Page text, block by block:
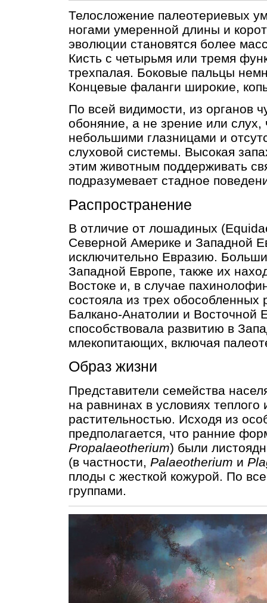
Телосложение палеотериевых
ногами умеренной длины и
эволюции становятся более
Кисть с четырьмя или тремя
трехпалая. Боковые пальцы
Концевые фаланги широкие,
По всей видимости, из органов
обоняние, а не зрение или слух,
небольшими глазницами и
слуховой системы. Высокая
этим животным поддерживать
подразумевает стадное
Распространение
В отличие от лошадиных
Северной Америке и Западной
исключительно Евразию.
Западной Европе, также их
Востоке и, в случае
состояла из трех
Балкано-Анатолии и Восточной
способствовала развитию в
млекопитающих, включая
Образ жизни
Представители семейства
на равнинах в условиях
растительностью. Исходя из
предполагается, что ранние
Propalaeotherium) были
(в частности, Palaeotherium и
плоды с жесткой кожурой. По
группами.